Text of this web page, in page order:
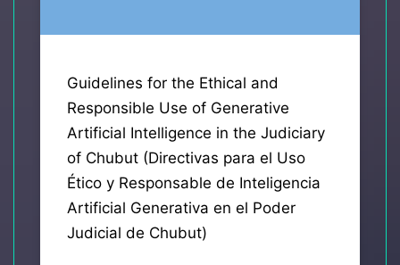
Guidelines for the Ethical and
Responsible Use of Generative
Artificial Intelligence in the Judiciary
of Chubut (Directivas para el Uso
Ético y Responsable de Inteligencia
Artificial Generativa en el Poder
Judicial de Chubut)